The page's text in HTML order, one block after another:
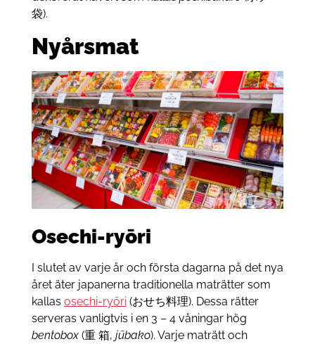
袋).
Nyårsmat
Osechi-ryōri
I slutet av varje år och första dagarna på det nya
året äter japanerna traditionella maträtter som
kallas osechi-ryōri(おせち料理). Dessa rätter
serveras vanligtvis i en 3 – 4 våningar hög
bentobox(重 箱, jūbako). Varje maträtt och